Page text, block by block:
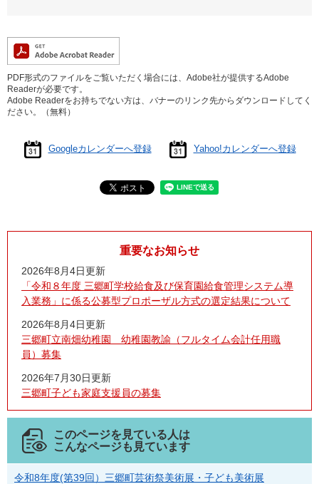
PDF形式のファイルをご覧いただく場合には、Adobe社が提供するAdobe
Readerが必要です。
Adobe Readerをお持ちでない方は、バナーのリンク先からダウンロードしてく
ださい。（無料）
Googleカレンダーへ登録 Yahoo!カレンダーへ登録
重要なお知らせ
2026年8月4日更新
「令和８年度 三郷町学校給食及び保育園給食管理システム導
入業務」に係る公募型プロポーザル方式の選定結果について
2026年8月4日更新
三郷町立南畑幼稚園 幼稚園教諭（フルタイム会計任用職
員）募集
2026年7月30日更新
三郷町子ども家庭支援員の募集
このページを見ている人は
こんなページも見ています
令和8年度(第39回）三郷町芸術祭美術展・子ども美術展